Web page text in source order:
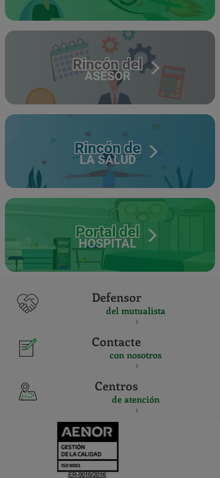
Rincón del
ASESOR
Rincón de
LA SALUD
Portal del
HOSPITAL
Defensor
del mutualista
Contacte
con nosotros
Centros
de atención